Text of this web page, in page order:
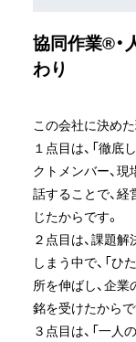
協同作業®・
わり
この会社に決め
１点目は、「徹底
クトメンバー、
話することで、
じたからです。
２点目は、課題
しまう中で、「
所を伸ばし、企
銘を受けたからで
３点目は、「一